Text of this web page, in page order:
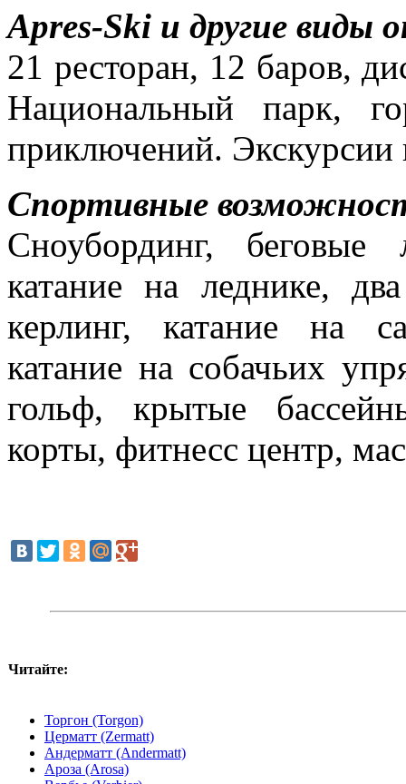
Apres-Ski и другие виды
21 ресторан, 12 баров,
Национальный парк,
приключений. Экскурсии
Спортивные
Сноубординг, беговые
катание на леднике,
керлинг, катание на
катание на собачьих
гольф, крытые
корты, фитнесс центр,
Читайте:
Торгон (Torgon)
Церматт (Zermatt)
Андерматт (Andermatt)
Ароза (Arosa)